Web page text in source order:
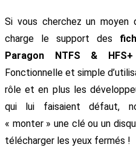
Si vous cherchez un
charge le support des
Paragon NTFS & HFS+
Fonctionnelle et simple
rôle et en plus les
qui lui faisaient défaut,
« monter » une clé ou un
télécharger les yeux fermés !